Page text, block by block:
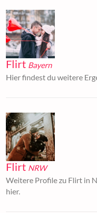
Flirt Bayern
Hier findest du weitere
Flirt NRW
Weitere Profile zu Flirt in
hier.